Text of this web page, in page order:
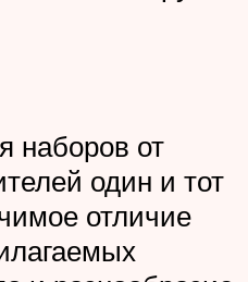
наборов от
один и тот
отличие